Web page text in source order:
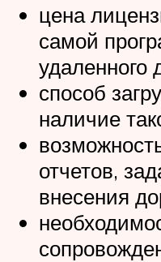
цена
самой
удаленного
способ
наличие
отчетов,
внесения